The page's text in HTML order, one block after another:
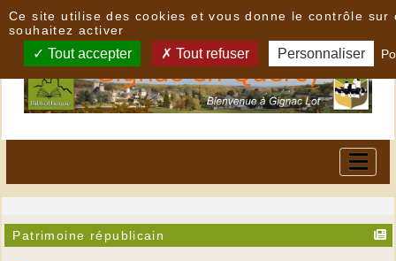
Patrimoine républicain
Ce site utilise des cookies et vous donne le contrôle sur
souhaitez activer
Tout accepter Tout refuser Personnaliser